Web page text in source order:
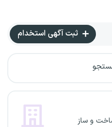
ثبت آگهی استخدام
و ساز